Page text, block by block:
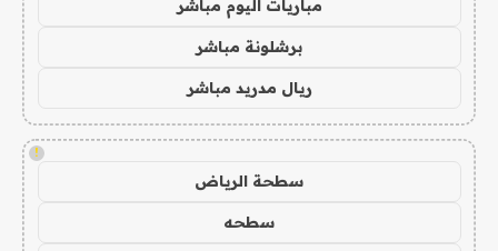
مباريات اليوم مباشر
برشلونة مباشر
ريال مدريد مباشر
!
سطحة الرياض
سطحه